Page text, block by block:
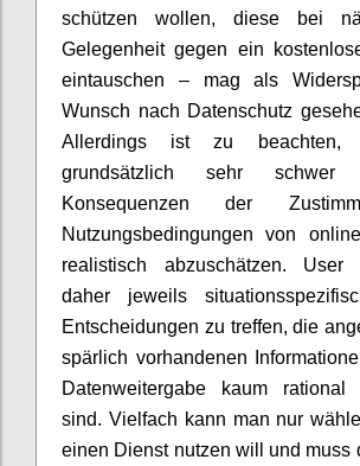
schützen wollen, diese bei
Gelegenheit gegen ein
eintauschen – mag als
Wunsch nach Datenschutz
Allerdings ist zu
grundsätzlich sehr
Konsequenzen der
Nutzungsbedingungen von
realistisch abzuschätzen. User
daher jeweils
Entscheidungen zu treffen, die
spärlich vorhandenen
Datenweitergabe kaum rational
sind. Vielfach kann man nur
einen Dienst nutzen will und muss